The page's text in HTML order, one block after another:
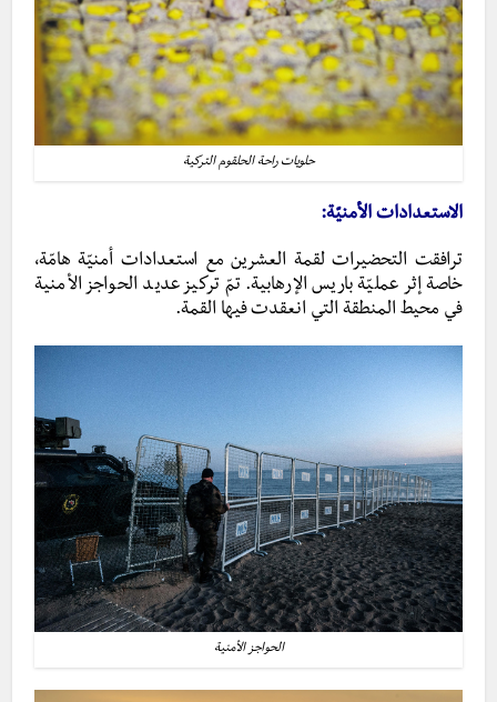
حلويات راحة الحلقوم التركية
الاستعدادات الأمنيّة:
ترافقت التحضيرات لقمة العشرين مع استعدادات أمنيّة هامّة،
خاصة إثر عمليّة باريس الإرهابية. تمّ تركيز عديد الحواجز الأمنية
في محيط المنطقة التي انعقدت فيها القمة.
الحواجز الأمنية